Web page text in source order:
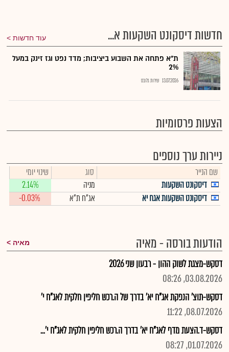
חדשות דיסקונט השקעות א... עוד חדשות
ת"א פתחה את השבוע ביציבות; מדד נפט וגז זינק במעל
2%
13.07.2026 שירות גלובס
הצעות פרסומיות
ניירות ערך נוספים
שם הנייר סוג
שינוי יומי
דיסקונט השקעות
מניה
2.14%
דיסקונט השקעות אגח יא
אג"ח ת"א -0.03%
הודעות בורסה - מאיה מאיה
דסקש-מצגת לשוק ההון - רבעון שני 2026
03.08.2026, 08:26
דסקש-תוצ' הנפקת אג"ח יא' בדרך של ה.רכש חליפין חלקית לאג"ח י'
08.07.2026, 11:22
דסקש-ד.הצעת מדף לאג"ח יא' בדרך ה.רכש חליפין חלקית לאג"ח י'...
01.07.2026, 08:27